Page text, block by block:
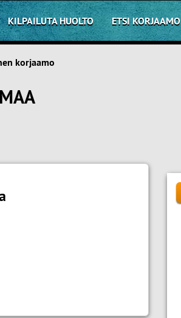
KILPAILUTA HUOLTO ETSI KORJAAMO
korjaamo